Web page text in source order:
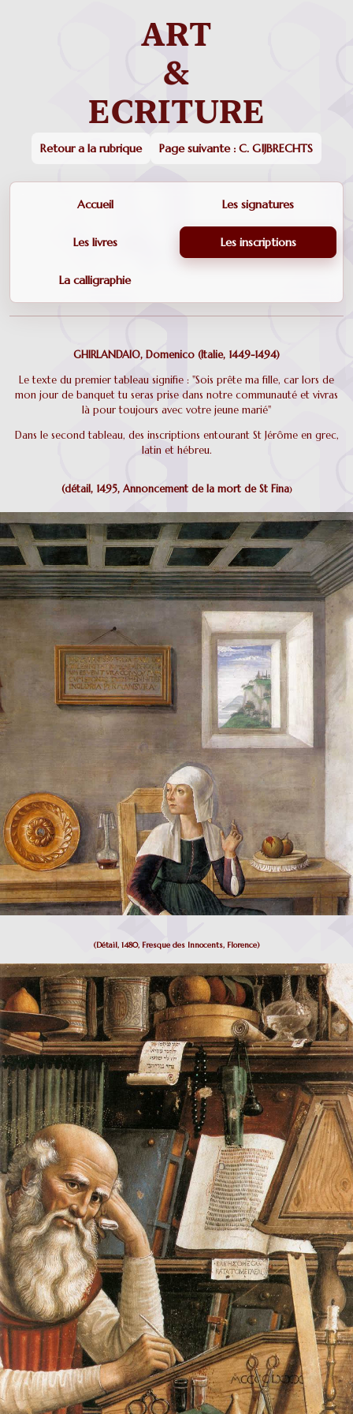
Retour a la rubrique Page suivante : C. GIJBRECHTS
Accueil Les signatures
Les livres Les inscriptions
La calligraphie
GHIRLANDAIO, Domenico (Italie, 1449-1494)
Le texte du premier tableau signifie : "Sois prête ma fille, car lors de
mon jour de banquet tu seras prise dans notre communauté et vivras
là pour toujours avec votre jeune marié"
Dans le second tableau, des inscriptions entourant St Jérôme en grec,
latin et hébreu.
(détail, 1495, Annoncement de la mort de St Fina)
(Détail, 1480, Fresque des Innocents, Florence)